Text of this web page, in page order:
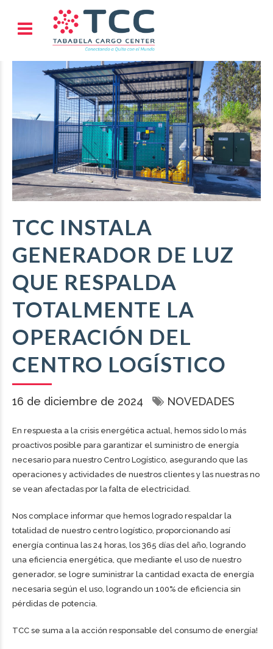
TCC INSTALA
GENERADOR DE LUZ
QUE RESPALDA
TOTALMENTE LA
OPERACIÓN DEL
CENTRO LOGÍSTICO
16 de diciembre de 2024 NOVEDADES
En respuesta a la crisis energética actual, hemos sido lo más
proactivos posible para garantizar el suministro de energía
necesario para nuestro Centro Logístico, asegurando que las
operaciones y actividades de nuestros clientes y las nuestras no
se vean afectadas por la falta de electricidad.
Nos complace informar que hemos logrado respaldar la
totalidad de nuestro centro logístico, proporcionando así
energía continua las 24 horas, los 365 días del año, logrando
una eficiencia energética, que mediante el uso de nuestro
generador, se logre suministrar la cantidad exacta de energía
necesaria según el uso, logrando un 100% de eficiencia sin
pérdidas de potencia.
TCC se suma a la acción responsable del consumo de energía!